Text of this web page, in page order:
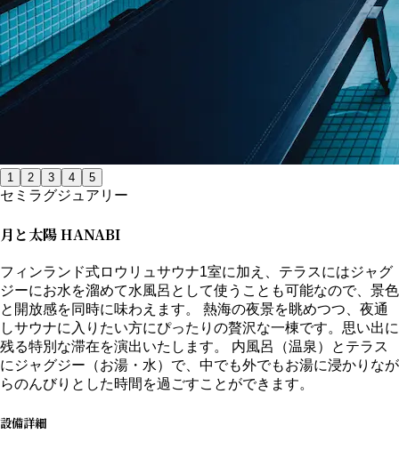
1 2 3 4 5
セミラグジュアリー
月と太陽 HANABI
フィンランド式ロウリュサウナ1室に加え、テラスにはジャグ
ジーにお水を溜めて水風呂として使うことも可能なので、景色
と開放感を同時に味わえます。 熱海の夜景を眺めつつ、夜通
しサウナに入りたい方にぴったりの贅沢な一棟です。思い出に
残る特別な滞在を演出いたします。 内風呂（温泉）とテラス
にジャグジー（お湯・水）で、中でも外でもお湯に浸かりなが
らのんびりとした時間を過ごすことができます。
設備詳細